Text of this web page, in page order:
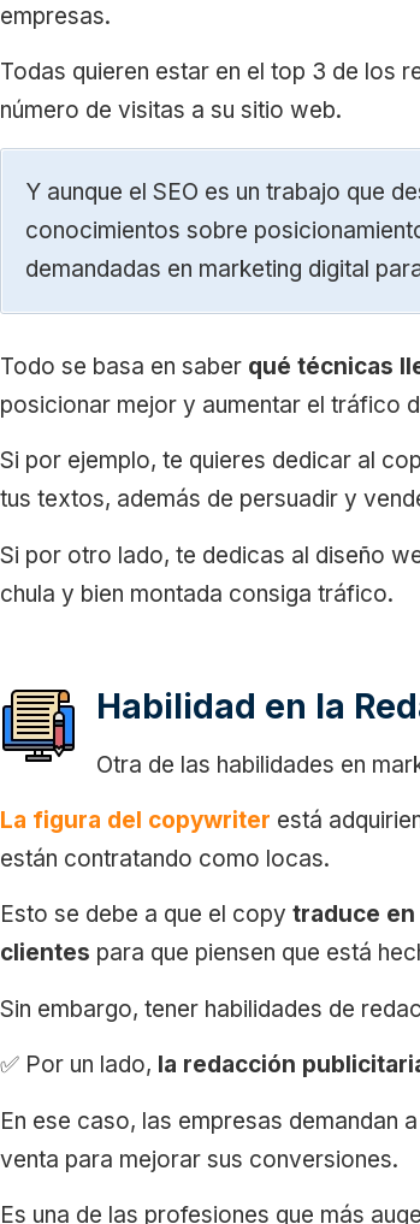
empresas.
Todas quieren estar en el top 3 de los
número de visitas a su sitio web.
Y aunque el SEO es un trabajo que
conocimientos sobre
demandadas en marketing digital
Todo se basa en saber qué técnicas
posicionar mejor y aumentar el tráfico
Si por ejemplo, te quieres dedicar al
tus textos, además de persuadir y
Si por otro lado, te dedicas al diseño
chula y bien montada consiga tráfico.
Habilidad en la
Otra de las habilidades en
La figura del copywriter está
están contratando como locas.
Esto se debe a que el copy traduce en
clientes para que piensen que está
Sin embargo, tener habilidades de
✅ Por un lado, la redacción
En ese caso, las empresas demandan
venta para mejorar sus conversiones.
Es una de las profesiones que más